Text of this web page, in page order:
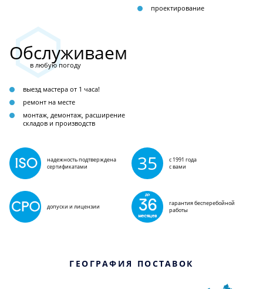
проектирование
Обслуживаем
в любую погоду
выезд мастера от 1 часа!
ремонт на месте
монтаж, демонтаж, расширение
складов и производств
надежность подтверждена
сертификатами
35
с 1991 года
с вами
допуски и лицензии
гарантия бесперебойной
работы
ГЕОГРАФИЯ ПОСТАВОК